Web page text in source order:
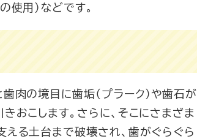
使用）などです。
肉の境目に歯垢（プラーク）や歯石が
おこします。さらに、そこにさまざま
る土台まで破壊され、歯がぐらぐら